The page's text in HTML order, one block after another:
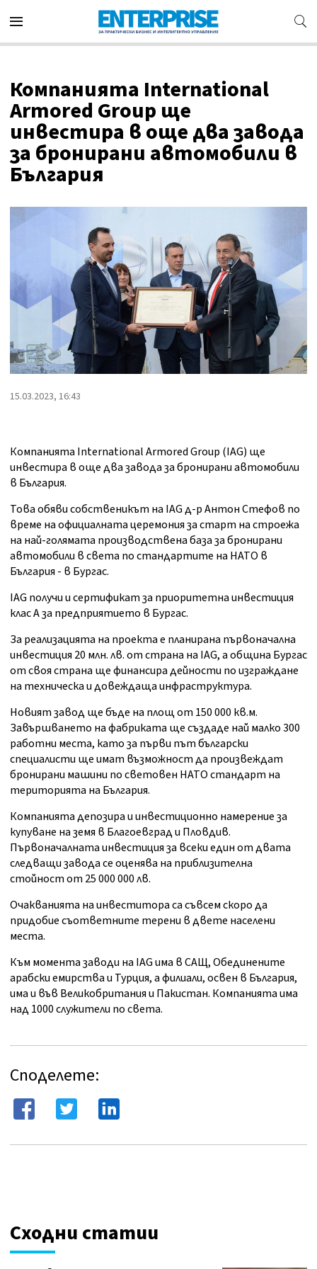
Компанията International
Armored Group ще
инвестира в още два завода
за бронирани автомобили в
България
15.03.2023, 16:43
Компанията International Armored Group (IAG) ще
инвестира в още два завода за бронирани автомобили
в България.
Това обяви собственикът на IAG д-р Антон Стефов по
време на официалната церемония за старт на строежа
на най-голямата производствена база за бронирани
автомобили в света по стандартите на НАТО в
България - в Бургас.
IAG получи и сертификат за приоритетна инвестиция
клас А за предприятието в Бургас.
За реализацията на проекта е планирана първоначална
инвестиция 20 млн. лв. от страна на IAG, a община Бургас
от своя страна ще финансира дейности по изграждане
на техническа и довеждаща инфраструктура.
Новият завод ще бъде на площ от 150 000 кв.м.
Завършването на фабриката ще създаде най малко 300
работни места, като за първи път български
специалисти ще имат възможност да произвеждат
бронирани машини по световен НАТО стандарт на
територията на България.
Компанията депозира и инвестиционно намерение за
купуване на земя в Благоевград и Пловдив.
Първоначалната инвестиция за всеки един от двата
следващи завода се оценява на приблизителна
стойност от 25 000 000 лв.
Очакванията на инвеститора са съвсем скоро да
придобие съответните терени в двете населени
места.
Към момента заводи на IAG има в САЩ, Обединените
арабски емирства и Турция, а филиали, освен в България,
има и във Великобритания и Пакистан. Компанията има
над 1000 служители по света.
Споделете:
Сходни статии